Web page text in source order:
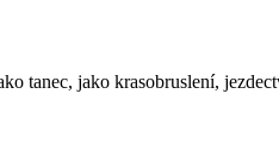
tanec, jako krasobruslení,